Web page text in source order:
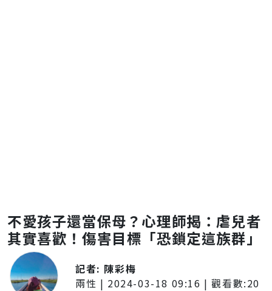
不愛孩子還當保母？心理師揭：虐兒者
其實喜歡！傷害目標「恐鎖定這族群」
記者: 陳彩梅
兩性 | 2024-03-18 09:16 | 觀看數:20